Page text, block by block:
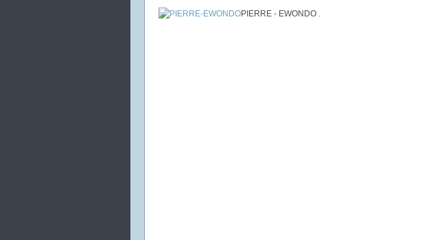
PIERRE - EWONDO .